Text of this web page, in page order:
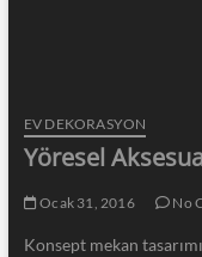
EV DEKORASYON
Yöresel
Ocak 31, 2016 No
Konsept mekan